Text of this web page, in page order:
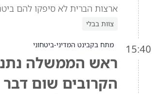
ארצות הברית לא סיפקו להם
צוות בבלי
15:40 מתח בקבינט המדיני-ביטחוני
ראש הממשלה
הקרובים שום